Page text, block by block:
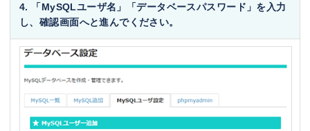
4. 「MySQLユーザ名」「データベースパスワード」を入力
し、確認画面へと進んでください。